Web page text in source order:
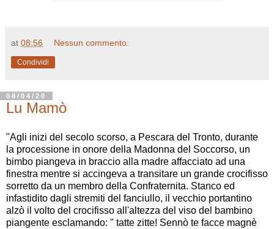
at 08:56 Nessun commento:
Condividi
08/04/20
Lu Mamò
"Agli inizi del secolo scorso, a Pescara del Tronto, durante
la processione in onore della Madonna del Soccorso, un
bimbo piangeva in braccio alla madre affacciato ad una
finestra mentre si accingeva a transitare un grande crocifisso
sorretto da un membro della Confraternita. Stanco ed
infastidito dagli stremiti del fanciullo, il vecchio portantino
alzò il volto del crocifisso all'altezza del viso del bambino
piangente esclamando: " tatte zitte! Sennò te facce magnè